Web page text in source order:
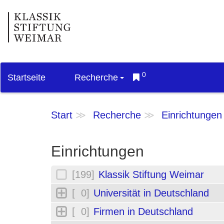
Startseite Recherche 0
Start Recherche Einrichtungen
Einrichtungen
[199] Klassik Stiftung Weimar
[ 0] Universität in Deutschland
[ 0] Firmen in Deutschland